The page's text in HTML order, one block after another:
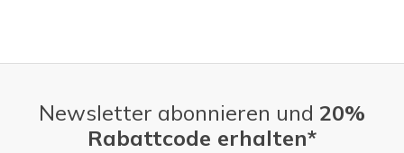
Newsletter abonnieren und 20%
Rabattcode erhalten*